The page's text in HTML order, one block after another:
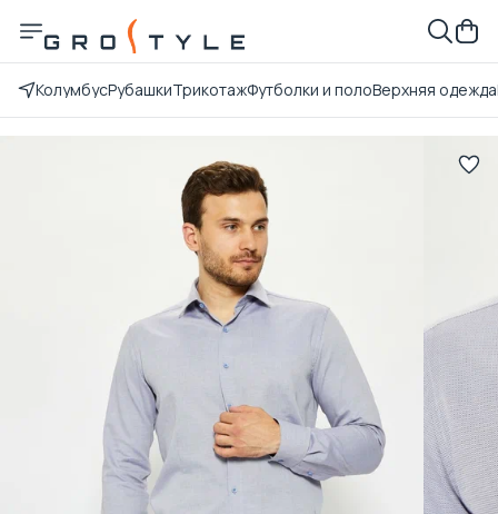
КолумбусРубашкиТрикотажФутболки и полоВерхняя одежда